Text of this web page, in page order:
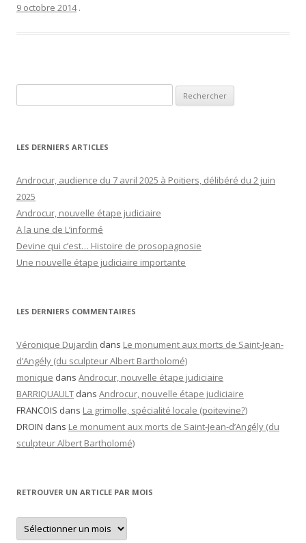
9 octobre 2014 .
LES DERNIERS ARTICLES
Androcur, audience du 7 avril 2025 à Poitiers, délibéré du 2 juin
2025
Androcur, nouvelle étape judiciaire
A la une de L’informé
Devine qui c’est… Histoire de prosopagnosie
Une nouvelle étape judiciaire importante
LES DERNIERS COMMENTAIRES
Véronique Dujardin dans Le monument aux morts de Saint-Jean-
d’Angély (du sculpteur Albert Bartholomé)
monique dans Androcur, nouvelle étape judiciaire
BARRIQUAULT dans Androcur, nouvelle étape judiciaire
FRANCOIS dans La grimolle, spécialité locale (poitevine?)
DROIN dans Le monument aux morts de Saint-Jean-d’Angély (du
sculpteur Albert Bartholomé)
RETROUVER UN ARTICLE PAR MOIS
Retrouver
un
article